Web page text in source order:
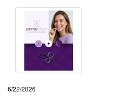
6/22/2026